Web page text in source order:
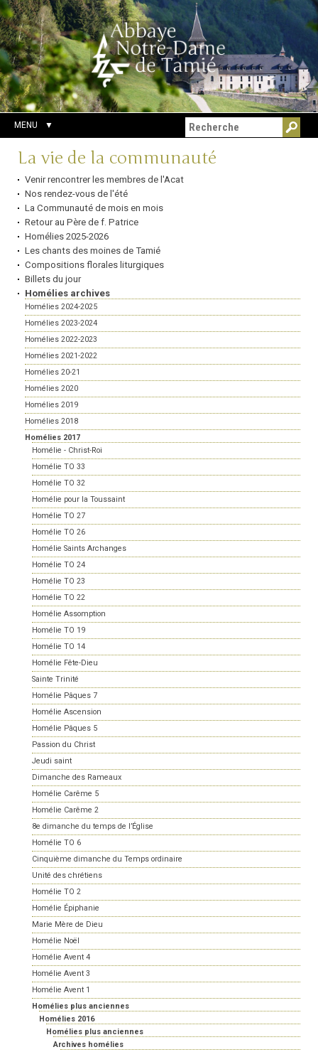
Aller
au
contenu.
|
Aller
à
la
navigation
Outils
personnels
Chercher par
Recherche
avancée…
MENU
Navigation
La vie de la communauté
Venir rencontrer les membres de l'Acat
Nos rendez-vous de l'été
La Communauté de mois en mois
Retour au Père de f. Patrice
Homélies 2025-2026
Les chants des moines de Tamié
Compositions florales liturgiques
Billets du jour
Homélies archives
Homélies 2024-2025
Homélies 2023-2024
Homélies 2022-2023
Homélies 2021-2022
Homélies 20-21
Homélies 2020
Homélies 2019
Homélies 2018
Homélies 2017
Homélie - Christ-Roi
Homélie TO 33
Homélie TO 32
Homélie pour la Toussaint
Homélie TO 27
Homélie TO 26
Homélie Saints Archanges
Homélie TO 24
Homélie TO 23
Homélie TO 22
Homélie Assomption
Homélie TO 19
Homélie TO 14
Homélie Fête-Dieu
Sainte Trinité
Homélie Pâques 7
Homélie Ascension
Homélie Pâques 5
Passion du Christ
Jeudi saint
Dimanche des Rameaux
Homélie Carême 5
Homélie Carême 2
8e dimanche du temps de l’Église
Homélie TO 6
Cinquième dimanche du Temps ordinaire
Unité des chrétiens
Homélie TO 2
Homélie Épiphanie
Marie Mère de Dieu
Homélie Noël
Homélie Avent 4
Homélie Avent 3
Homélie Avent 1
Homélies plus anciennes
Homélies 2016
Homélies plus anciennes
Archives homélies